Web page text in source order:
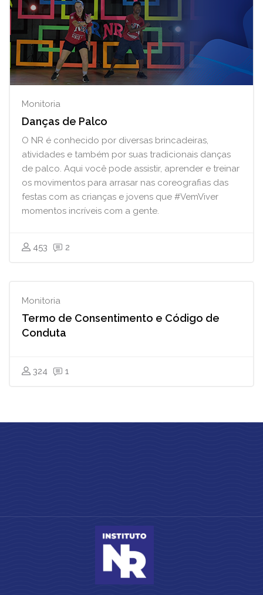
Monitoria
Danças de Palco
O NR é conhecido por diversas brincadeiras,
atividades e também por suas tradicionais danças
de palco. Aqui você pode assistir, aprender e treinar
os movimentos para arrasar nas coreografias das
festas com as crianças e jovens que #VemViver
momentos incríveis com a gente.
453 2
Monitoria
Termo de Consentimento e Código de
Conduta
324 1